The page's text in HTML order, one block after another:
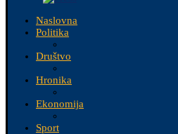
Naslovna
Politika
Društvo
Hronika
Ekonomija
Sport